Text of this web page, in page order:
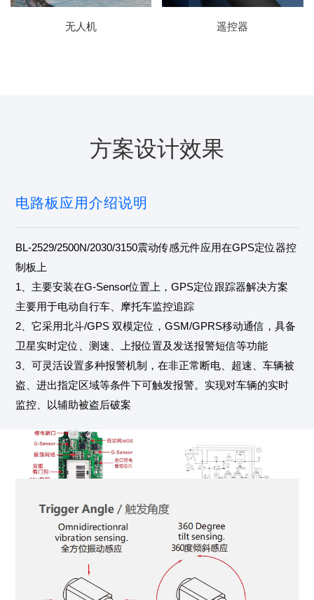
无人机 遥控器
方案设计效果
电路板应用介绍说明
BL-2529/2500N/2030/3150震动传感元件应用在GPS定位器控
制板上
1、主要安装在G-Sensor位置上，GPS定位跟踪器解决方案
主要用于电动自行车、摩托车监控追踪
2、它采用北斗/GPS 双模定位，GSM/GPRS移动通信，具备
卫星实时定位、测速、上报位置及发送报警短信等功能
3、可灵活设置多种报警机制，在非正常断电、超速、车辆被
盗、进出指定区域等条件下可触发报警。实现对车辆的实时
监控、以辅助被盗后破案